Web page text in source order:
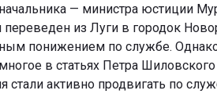
— министра юстиции
переведен из Луги в городок
понижением по службе.
в статьях Петра Шиловского
активно продвигать по